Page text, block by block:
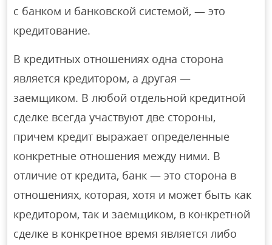
с банком и банковской системой, — это
кредитование.
В кредитных отношениях одна сторона
является кредитором, а другая —
заемщиком. В любой отдельной кредитной
сделке всегда участвуют две стороны,
причем кредит выражает определенные
конкретные отношения между ними. В
отличие от кредита, банк — это сторона в
отношениях, которая, хотя и может быть как
кредитором, так и заемщиком, в конкретной
сделке в конкретное время является либо